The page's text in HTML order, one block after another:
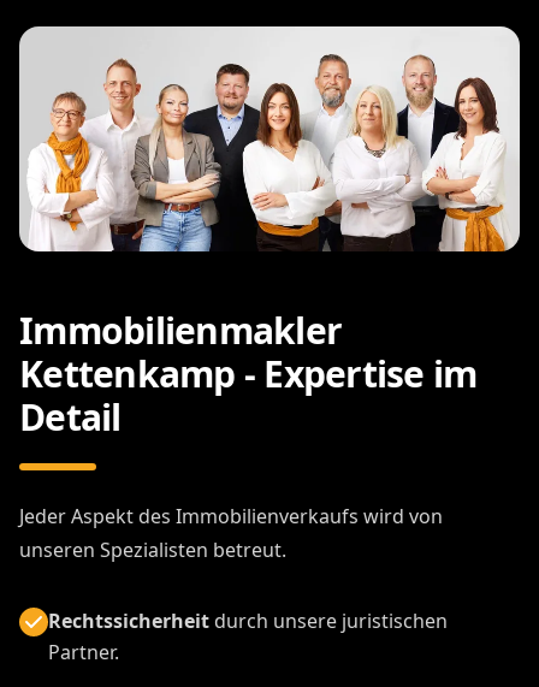
Immobilienmakler
Kettenkamp - Expertise im
Detail
Jeder Aspekt des Immobilienverkaufs wird von
unseren Spezialisten betreut.
Rechtssicherheitdurch unsere juristischen
Partner.